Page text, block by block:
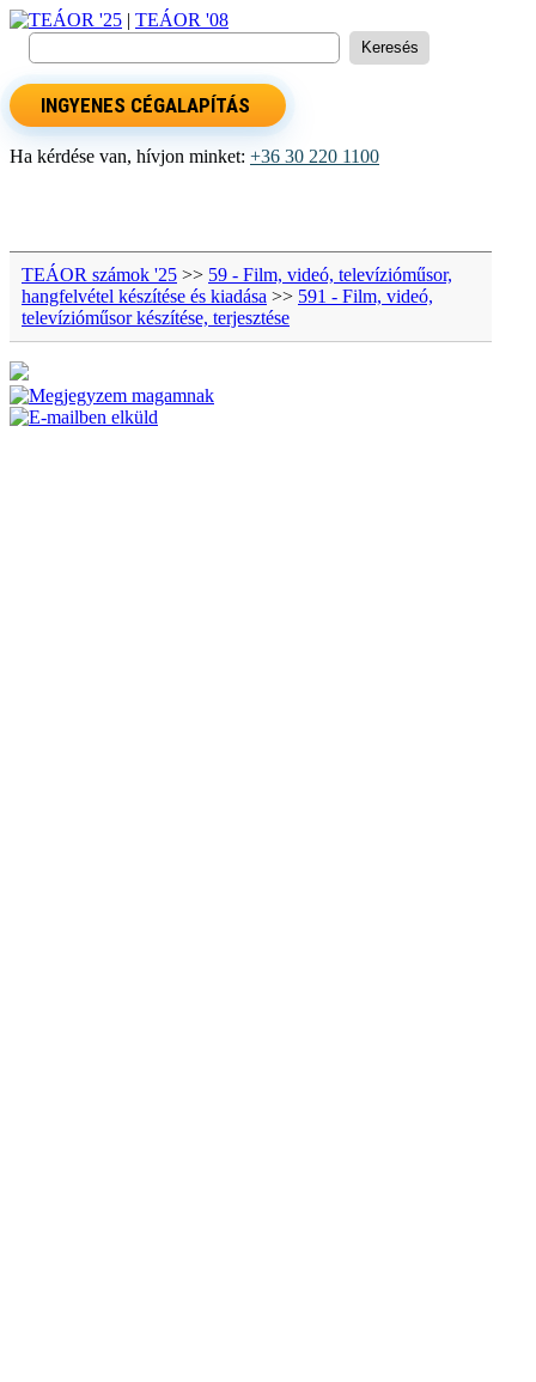
TEÁOR '25 | TEÁOR '08
INGYENES CÉGALAPÍTÁS
Ha kérdése van, hívjon minket: +36 30 220 1100
TEÁOR számok '25 >> 59 - Film, videó, televízióműsor,
hangfelvétel készítése és kiadása >> 591 - Film, videó,
televízióműsor készítése, terjesztése